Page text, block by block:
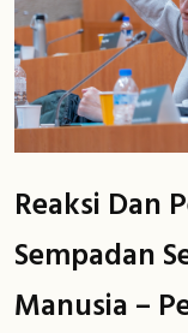
Reaksi Dan
Sempadan
Manusia –